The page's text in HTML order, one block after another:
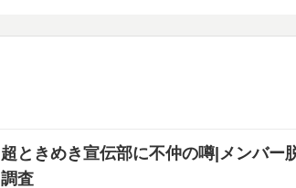
超ときめき宣伝部に不仲の噂|メンバー
調査